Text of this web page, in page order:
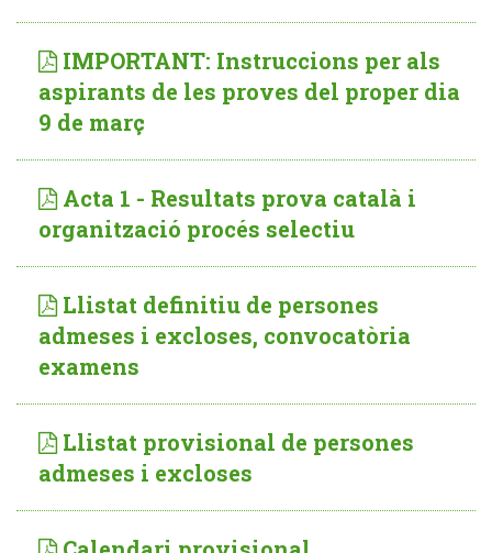
IMPORTANT: Instruccions per als
aspirants de les proves del proper dia
9 de març
Acta 1 - Resultats prova català i
organització procés selectiu
Llistat definitiu de persones
admeses i excloses, convocatòria
examens
Llistat provisional de persones
admeses i excloses